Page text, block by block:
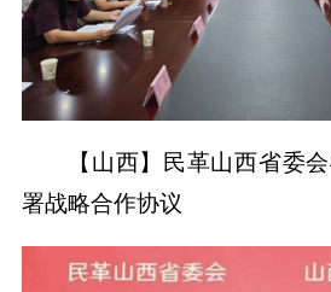
【山西】民革山西省委
署战略合作协议